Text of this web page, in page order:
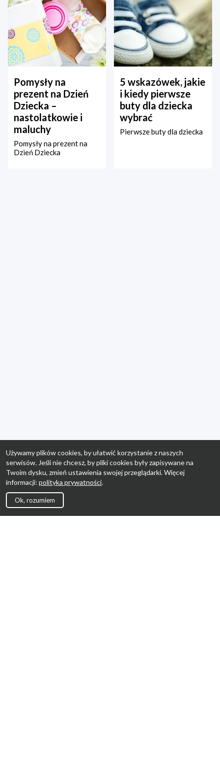
Pomysły na
prezent na Dzień
Dziecka –
nastolatkowie i
maluchy
Pomysły na prezent na
Dzień Dziecka
5 wskazówek, jakie
i kiedy pierwsze
buty dla dziecka
wybrać
Pierwsze buty dla dziecka
Używamy plików cookies, by ułatwić korzystanie z naszych
serwisów. Jeśli nie chcesz, by pliki cookies były zapisywane na
Twoim dysku, zmień ustawienia swojej przeglądarki. Więcej
informacji: polityka prywatności.
Ok, rozumiem